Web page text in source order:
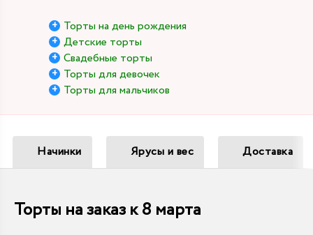
Торты на день рождения
Детские торты
Свадебные торты
Торты для девочек
Торты для мальчиков
Начинки Ярусы и вес Доставка
Торты на заказ к 8 марта